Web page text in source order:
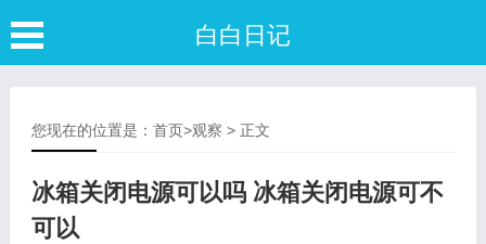
白白日记
您现在的位置是： 首页>观察 > 正文
冰箱关闭电源可以吗 冰箱关闭电源可不
可以